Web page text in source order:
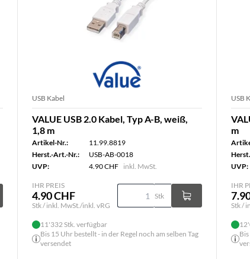
USB Kabel
VALUE USB 2.0 Kabel, Typ A-B, weiß,
1,8 m
Artikel-Nr.:
11.99.8819
Herst.-Art.-Nr.:
USB-AB-0018
UVP:
4.90 CHF inkl. MwSt.
IHR PREIS
4.90 CHF
Stk / inkl. MwSt./inkl. vRG
Stk
11'332 Stk. verfügbar
Bis 15 Uhr bestellt - in der Regel noch am selben Tag
versendet
USB
m
UVP:
IHR
Stk /